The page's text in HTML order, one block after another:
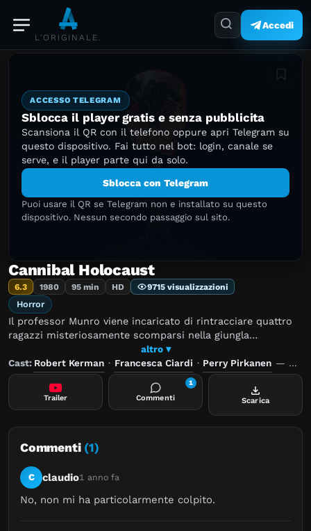
L'ORIGINALE.
Accedi
ACCESSO TELEGRAM
Sblocca il player gratis e senza pubblicita
Scansiona il QR con il telefono oppure apri Telegram su
questo dispositivo. Fai tutto nel bot: login, canale se
serve, e il player parte qui da solo.
Sblocca con Telegram
Puoi usare il QR se Telegram non e installato su questo
dispositivo. Nessun secondo passaggio sul sito.
Cannibal Holocaust
6.3 1980 95 min HD 9715 visualizzazioni
Horror
Il professor Munro viene incaricato di rintracciare quattro
ragazzi misteriosamente scomparsi nella giungla
dell'Amazzonia. La sua ricerca riporta alla luce alcune
pellicole, rinvenute presso una tribù cannibale: il loro
contenuto chiarirà cos’è successo ai giovani dispersi.
altro ▾
Cast: Robert Kerman · Francesca Ciardi · Perry Pirkanen —
Trailer Commenti
1
Scarica
Commenti (1)
C claudio1 anno fa
No, non mi ha particolarmente colpito.